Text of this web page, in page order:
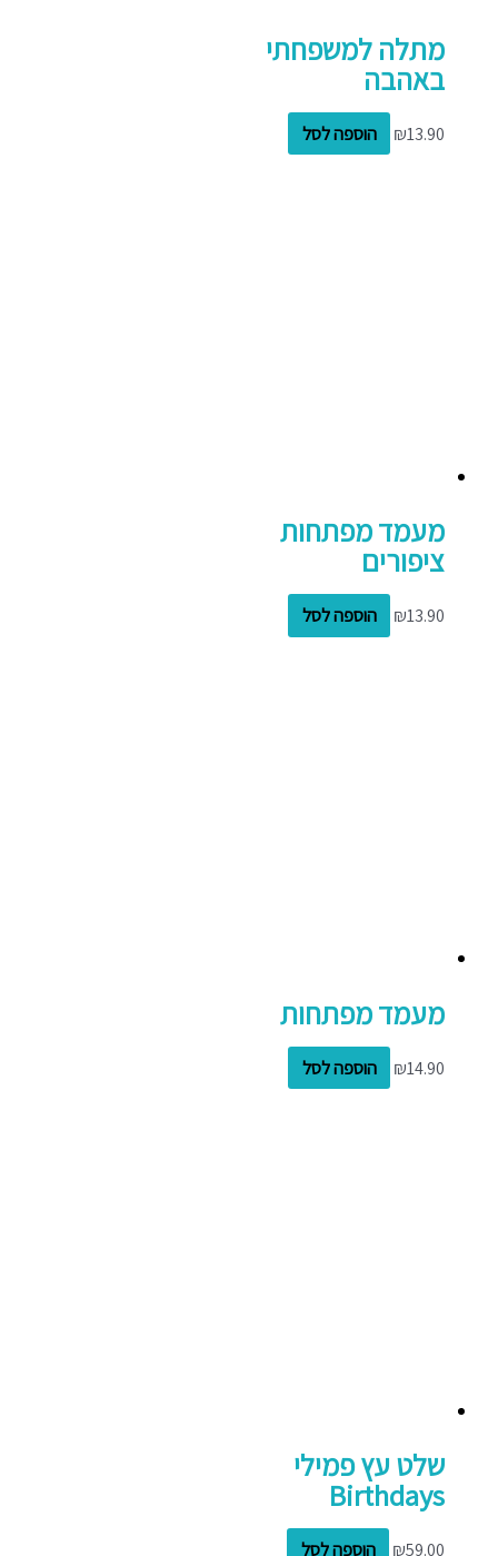
מתלה למשפחתי
באהבה
₪13.90 הוספה לסל
מעמד מפתחות
ציפורים
₪13.90 הוספה לסל
מעמד מפתחות
₪14.90 הוספה לסל
שלט עץ פמילי
Birthdays
₪59.00 הוספה לסל